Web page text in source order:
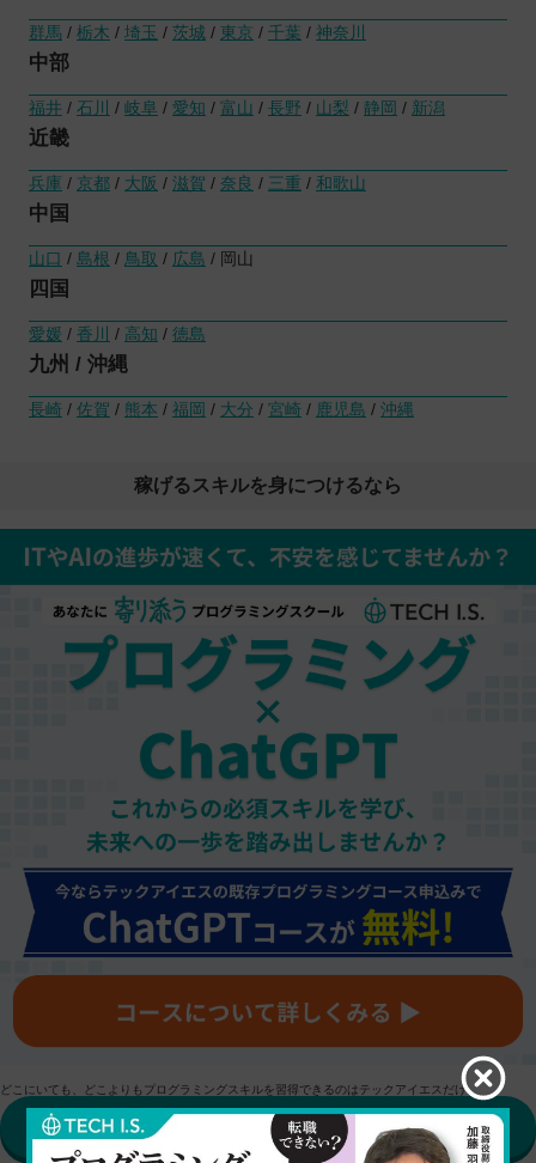
群馬 / 栃木 / 埼玉 / 茨城 / 東京 / 千葉 / 神奈川
中部
福井 / 石川 / 岐阜 / 愛知 / 富山 / 長野 / 山梨 / 静岡 / 新潟
近畿
兵庫 / 京都 / 大阪 / 滋賀 / 奈良 / 三重 / 和歌山
中国
山口 / 島根 / 鳥取 / 広島 / 岡山
四国
愛媛 / 香川 / 高知 / 徳島
九州 / 沖縄
長崎 / 佐賀 / 熊本 / 福岡 / 大分 / 宮崎 / 鹿児島 / 沖縄
稼げるスキルを身につけるなら
どこにいても、どこよりもプログラミングスキルを習得できるのはテックアイエスだけ。
HPで詳細を確認する